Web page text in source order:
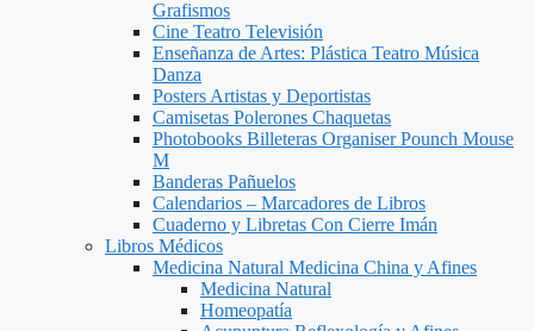
Grafismos
Cine Teatro Televisión
Enseñanza de Artes: Plástica Teatro Música
Danza
Posters Artistas y Deportistas
Camisetas Polerones Chaquetas
Photobooks Billeteras Organiser Pounch Mouse
M
Banderas Pañuelos
Calendarios – Marcadores de Libros
Cuaderno y Libretas Con Cierre Imán
Libros Médicos
Medicina Natural Medicina China y Afines
Medicina Natural
Homeopatía